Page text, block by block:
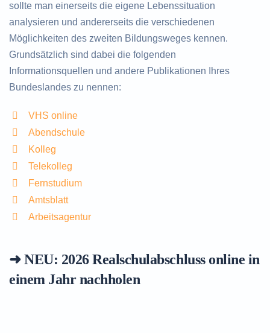
sollte man einerseits die eigene Lebenssituation
analysieren und andererseits die verschiedenen
Möglichkeiten des zweiten Bildungsweges kennen.
Grundsätzlich sind dabei die folgenden
Informationsquellen und andere Publikationen Ihres
Bundeslandes zu nennen:
VHS online
Abendschule
Kolleg
Telekolleg
Fernstudium
Amtsblatt
Arbeitsagentur
➜ NEU: 2026Realschulabschluss online in
einem Jahr nachholen